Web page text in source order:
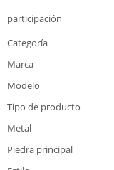
participación
Categoría
Marca
Modelo
Tipo de producto
Metal
Piedra principal